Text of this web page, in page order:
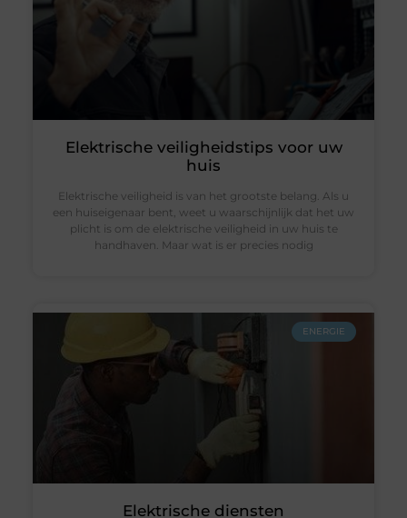
Elektrische veiligheidstips voor uw
huis
Elektrische veiligheid is van het grootste belang. Als u
een huiseigenaar bent, weet u waarschijnlijk dat het uw
plicht is om de elektrische veiligheid in uw huis te
handhaven. Maar wat is er precies nodig
ENERGIE
Elektrische diensten